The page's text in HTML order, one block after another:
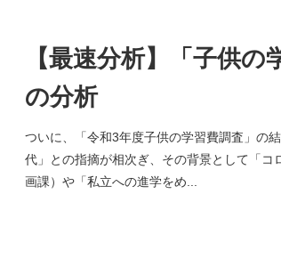
【最速分析】「子供
の分析
ついに、「令和3年度子供の学習費調査」の
代」との指摘が相次ぎ、その背景として「
画課）や「私立への進学をめ...